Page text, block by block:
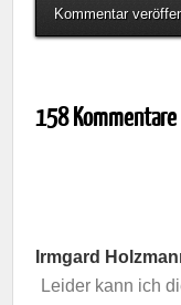
158 Kommentare
Irmgard
Leider kann ich